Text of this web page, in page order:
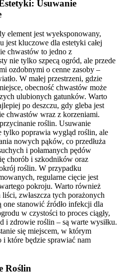
Usuwanie
element jest wyeksponowany,
jest kluczowe dla estetyki całej
chwastów to jedno z
nie tylko szpecą ogród, ale przede
ozdobnymi o cenne zasoby –
W małej przestrzeni, gdzie
obecność chwastów może
ulubionych gatunków. Warto
po deszczu, gdy gleba jest
chwastów wraz z korzeniami.
roślin. Usuwanie
tylko poprawia wygląd roślin, ale
nowych pąków, co przedłuża
i połamanych pędów
chorób i szkodników oraz
roślin. W przypadku
regularne cięcie jest
pokroju. Warto również
zwłaszcza tych porażonych
stanowić źródło infekcji dla
w czystości to proces ciągły,
i zdrowie roślin – są warte wysiłku.
się miejscem, w którym
które będzie sprawiać nam
Roślin